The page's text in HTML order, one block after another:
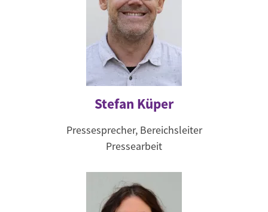
Stefan Küper
Pressesprecher, Bereichsleiter
Pressearbeit